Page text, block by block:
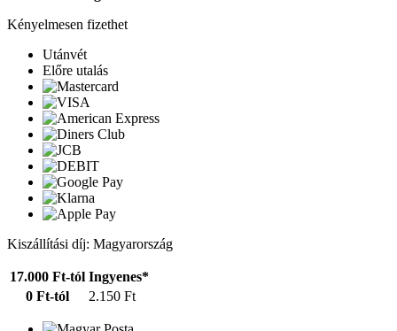
Kényelmesen fizethet
Utánvét
Előre utalás
Kiszállítási díj: Magyarország
17.000 Ft-tól Ingyenes*
0 Ft-tól
2.150 Ft